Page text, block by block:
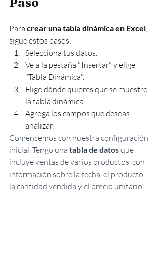
Para crear una tabla dinámica en Excel,
sigue estos pasos:
Selecciona tus datos.
Ve a la pestaña "Insertar" y elige
"Tabla Dinámica".
Elige dónde quieres que se muestre
la tabla dinámica.
Agrega los campos que deseas
analizar.
Comencemos con nuestra configuración
inicial. Tengo una tabla de datos que
incluye ventas de varios productos, con
información sobre la fecha, el producto,
la cantidad vendida y el precio unitario.